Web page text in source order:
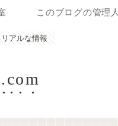
アルな情報
このブログの管理人